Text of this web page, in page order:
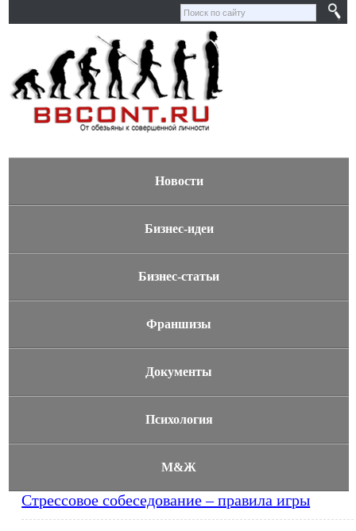
Новости
Бизнес-идеи
Бизнес-статьи
Франшизы
Документы
Психология
М&Ж
Стрессовое собеседование – правила игры